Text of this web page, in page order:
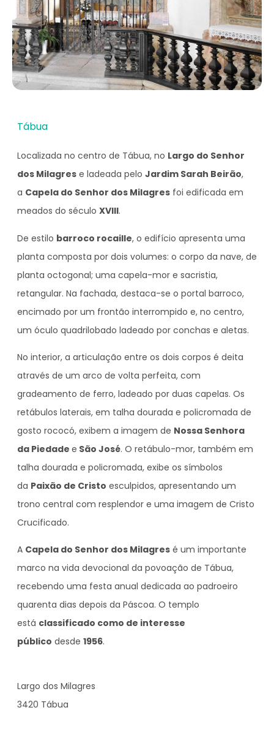
Tábua
Localizada no centro de Tábua, no Largo do Senhor
dos Milagres e ladeada pelo Jardim Sarah Beirão,
a Capela do Senhor dos Milagres foi edificada em
meados do século XVIII.
De estilo barroco rocaille, o edifício apresenta uma
planta composta por dois volumes: o corpo da nave, de
planta octogonal; uma capela-mor e sacristia,
retangular. Na fachada, destaca-se o portal barroco,
encimado por um frontão interrompido e, no centro,
um óculo quadrilobado ladeado por conchas e aletas.
No interior, a articulação entre os dois corpos é deita
através de um arco de volta perfeita, com
gradeamento de ferro, ladeado por duas capelas. Os
retábulos laterais, em talha dourada e policromada de
gosto rococó, exibem a imagem de Nossa Senhora
da Piedade e São José. O retábulo-mor, também em
talha dourada e policromada, exibe os símbolos
da Paixão de Cristo esculpidos, apresentando um
trono central com resplendor e uma imagem de Cristo
Crucificado.
A Capela do Senhor dos Milagres é um importante
marco na vida devocional da povoação de Tábua,
recebendo uma festa anual dedicada ao padroeiro
quarenta dias depois da Páscoa. O templo
está classificado como de interesse
público desde 1956.
Largo dos Milagres
3420 Tábua